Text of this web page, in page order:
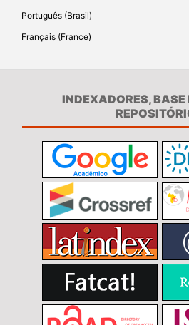
Português (Brasil)
Français (France)
INDEXADORES, BASE